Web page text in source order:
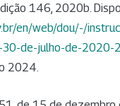
146, 2020b.
en/web/dou/-/
30-de-julho-de-
2024.